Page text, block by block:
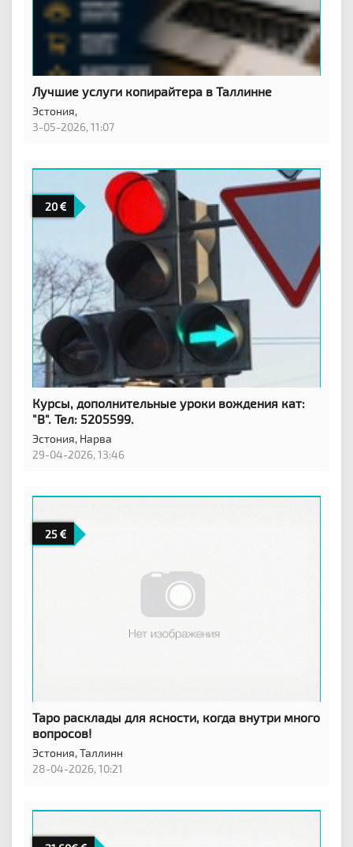
Лучшие услуги копирайтера в Таллинне
Эстония,
3-05-2026, 11:07
20
Курсы, дополнительные уроки вождения кат:
"B". Тел: 5205599.
Эстония, Нарва
29-04-2026, 13:46
25
Таро расклады для ясности, когда внутри много
вопросов!
Эстония,Таллинн
28-04-2026, 10:21